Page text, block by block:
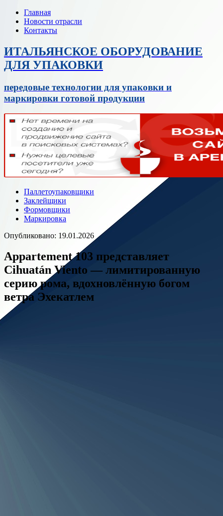
Главная
Новости отрасли
Контакты
ИТАЛЬЯНСКОЕ ОБОРУДОВАНИЕ
ДЛЯ УПАКОВКИ
передовые технологии для упаковки и
маркировки готовой продукции
Паллетоупаковщики
Заклейщики
Формовщики
Маркировка
Опубликовано: 19.01.2026
Appartement 103 представляет
Cihuatán Viento — лимитированную
серию рома, вдохновлённую богом
ветра Эхекатлем